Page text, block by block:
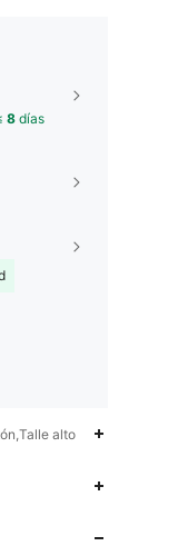
8 días
alto